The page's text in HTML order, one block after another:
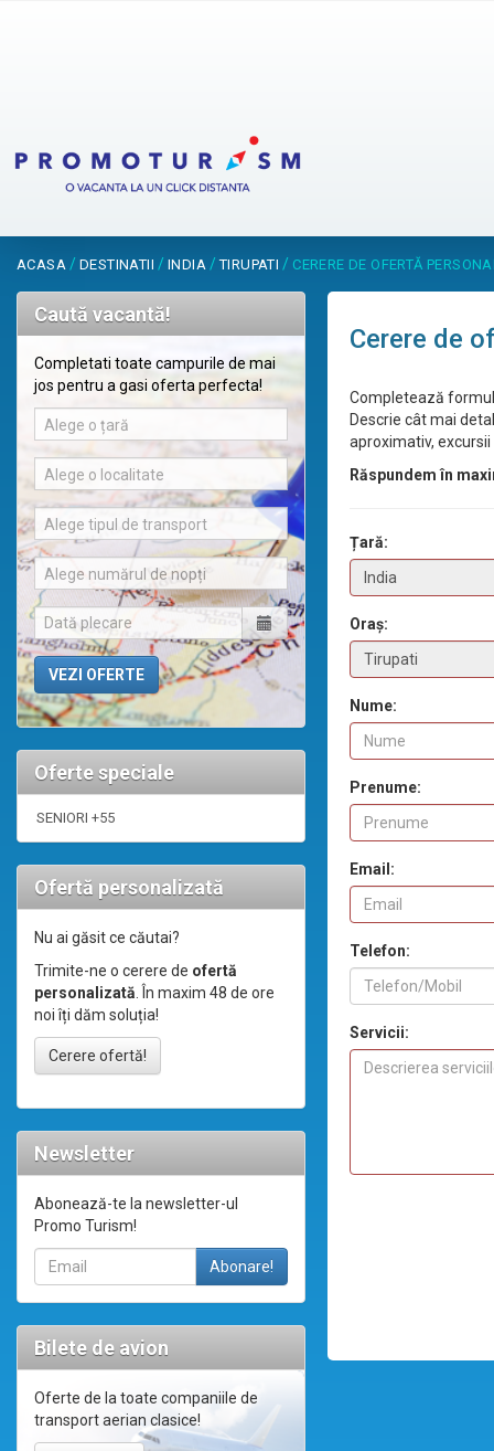
ACASA / DESTINATII / INDIA /TIRUPATI / CERERE DE OFERTĂ
Caută vacantă!
Completati toate campurile de mai
jos pentru a gasi oferta perfecta!
Alege o țară
Alege o localitate
Alege tipul de transport
Alege numărul de nopți
Oferte speciale
SENIORI +55
Ofertă personalizată
Nu ai găsit ce căutai?
Trimite-ne o cerere de ofertă
personalizată. În maxim 48 de ore
noi îți dăm soluția!
Cerere ofertă!
Newsletter
Abonează-te la newsletter-ul
Promo Turism!
Bilete de avion
Oferte de la toate companiile de
transport aerian clasice!
Cerere de
Completează
Descrie cât mai
aproximativ,
Răspundem în
Țară:
Oraș:
Nume:
Prenume:
Email:
Telefon:
Servicii: